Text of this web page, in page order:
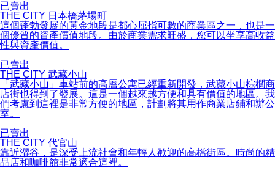
已賣出
THE CITY 日本橋茅場町
這個蓬勃發展的黃金地段是都心屈指可數的商業區之一，也是一
個優質的資產價值地段。由於商業需求旺盛，您可以坐享高收益
性與資產價值。
已賣出
THE CITY 武藏小山
「武藏小山」車站前的高層公寓已經重新開發，武藏小山棕櫚商
店街也得到了發展。這是一個越來越方便和具有價值的地區。我
們考慮到這裡是非常方便的地區，計劃將其用作商業店鋪和辦公
室。
已賣出
THE CITY 代官山
靠近澀谷，是深受上流社會和年輕人歡迎的高檔街區。時尚的精
品店和咖啡館非常適合這裡。